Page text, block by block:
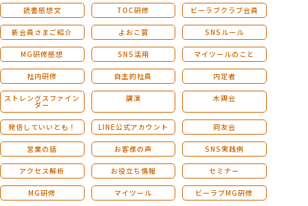
読書感想文 TOC研修 ビーラブクラブ会員
新会員さまご紹介 よおこ賞 SNSルール
MG研修感想 SNS活用 マイツールのこと
社内研修 自主的社員 内定者
ストレングスファイン
ダー
講演 木鶏会
発信していいとも！ LINE公式アカウント 同友会
営業の話 お客様の声 SNS実践例
アクセス解析 お役立ち情報 セミナー
MG研修 マイツール ビーラブMG研修